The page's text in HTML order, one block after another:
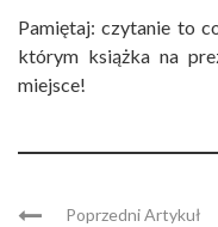
Pamiętaj: czytanie to
którym książka na
miejsce!
Poprzedni Artykuł